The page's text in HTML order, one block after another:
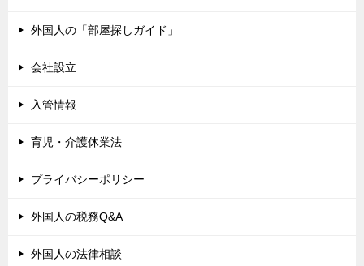
外国人の「部屋探しガイド」
会社設立
入管情報
育児・介護休業法
プライバシーポリシー
外国人の税務Q&A
外国人の法律相談